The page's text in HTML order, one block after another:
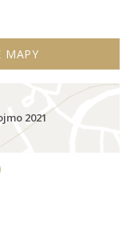
MAPY
2021